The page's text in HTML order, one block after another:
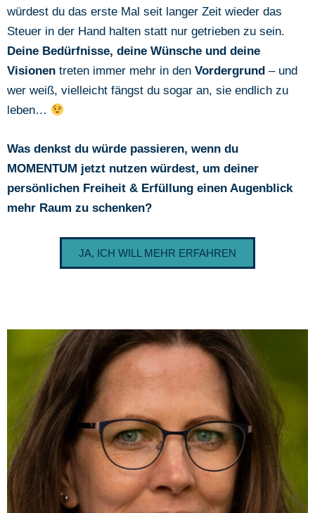
würdest du das erste Mal seit langer Zeit wieder das
Steuer in der Hand halten statt nur getrieben zu sein.
Deine Bedürfnisse, deine Wünsche und deine
Visionen treten immer mehr in den Vordergrund – und
wer weiß, vielleicht fängst du sogar an, sie endlich zu
leben…
Was denkst du würde passieren, wenn du
MOMENTUM jetzt nutzen würdest, um deiner
persönlichen Freiheit & Erfüllung einen Augenblick
mehr Raum zu schenken?
JA, ICH WILL MEHR ERFAHREN